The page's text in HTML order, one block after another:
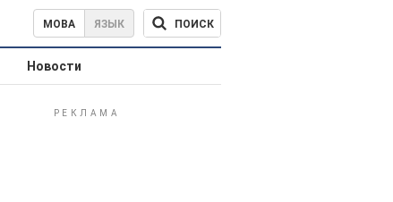
МОВА ЯЗЫК ПОИСК
Новости